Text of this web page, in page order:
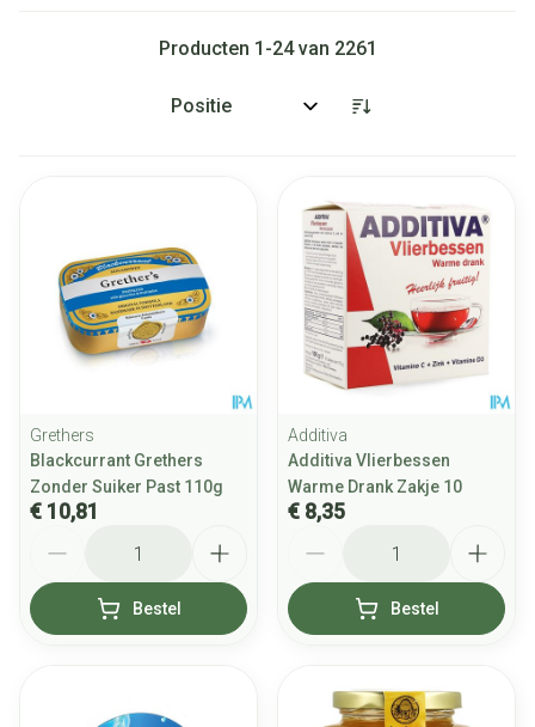
Producten 1 -24van 2261
Sorteer op:
Grethers
Blackcurrant Grethers
Zonder Suiker Past 110g
€ 10,81
Bestel
Additiva
Additiva Vlierbessen
Warme Drank Zakje 10
€ 8,35
Bestel